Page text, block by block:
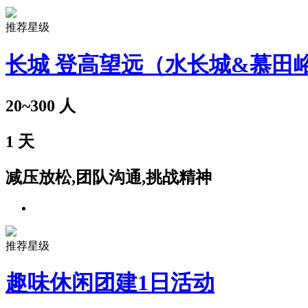
推荐星级
长城 登高望远（水长城&慕田
20~300 人
1 天
减压放松,团队沟通,挑战精神
推荐星级
趣味休闲团建1日活动